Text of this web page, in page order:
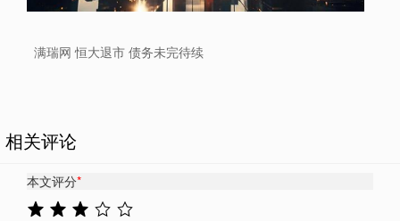
满瑞网 恒大退市 债务未完待续
相关评论
本文评分*